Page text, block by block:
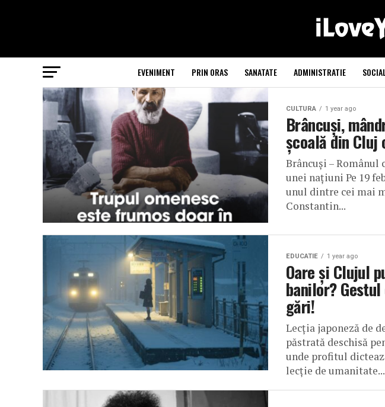
EVENIMENT PRIN ORAS SANATATE ADMINISTRATIE
CULTURA 1 year ago
Brâncuși,
școală din Cluj
Brâncuși –
unei națiuni Pe 19
unul dintre cei mai
Constantin...
EDUCATIE 1 year ago
Oare și Clujul
banilor?
gări!
Lecția japoneză de
păstrată deschisă
unde profitul
lecție de umanitate...